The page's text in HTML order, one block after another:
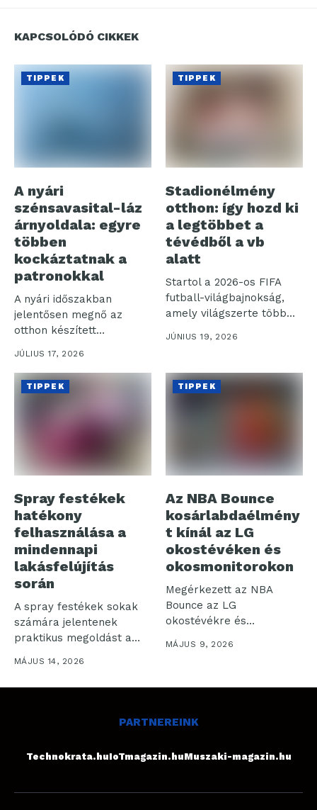
KAPCSOLÓDÓ CIKKEK
TIPPEK
A nyári
szénsavasital-láz
árnyoldala: egyre
többen
kockáztatnak a
patronokkal
A nyári időszakban
jelentősen megnő az
otthon készített
JÚLIUS 17, 2026
TIPPEK
Stadionélmény
otthon: így hozd ki
a legtöbbet a
tévédből a vb
alatt
Startol a 2026-os FIFA
futball-világbajnokság,
amely világszerte több
JÚNIUS 19, 2026
TIPPEK
Spray festékek
hatékony
felhasználása a
mindennapi
lakásfelújítás
során
A spray festékek sokak
számára jelentenek
praktikus megoldást a
lakásfelújítás során. Bár...
MÁJUS 14, 2026
TIPPEK
Az NBA Bounce
kosárlabdaélmény
t kínál az LG
okostévéken és
okosmonitorokon
Megérkezett az NBA
Bounce az LG
okostévékre és
okosmonitorokra: az LG
Electronics...
MÁJUS 9, 2026
PARTNEREINK
Technokrata.huIoTmagazin.huMuszaki-magazin.hu